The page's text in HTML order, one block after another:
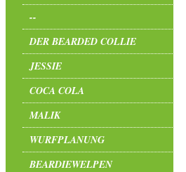
--
DER BEARDED COLLIE
JESSIE
COCA COLA
MALIK
WURFPLANUNG
BEARDIEWELPEN